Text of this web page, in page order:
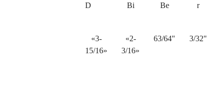
D Bi Be r
«3-
15/16»
«2-
3/16»
63/64" 3/32"